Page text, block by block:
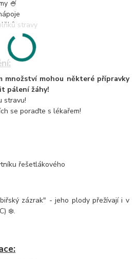
🍧
stravy
množství mohou některé přípravky
pálení žáhy!
stravu!
se poraďte s lékařem!
řešetlákového
zázrak" - jeho plody přežívají i v
❄️.